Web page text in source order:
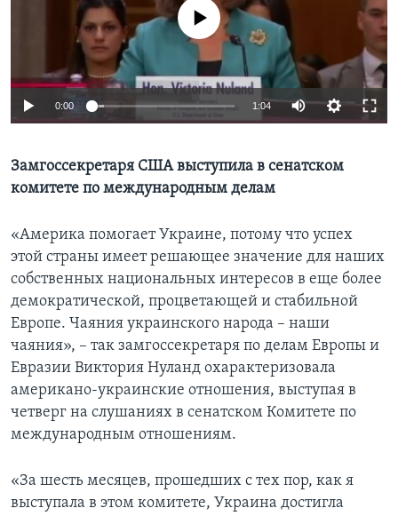
Learning English
СОЦИАЛЬНЫЕ СЕТИ
Языки
No media source currently available
0:00 1:04
Замгоссекретаря США выступила в сенатском
комитете по международным делам
«Америка помогает Украине, потому что успех
этой страны имеет решающее значение для наших
собственных национальных интересов в еще более
демократической, процветающей и стабильной
Европе. Чаяния украинского народа – наши
чаяния», – так замгоссекретаря по делам Европы и
Евразии Виктория Нуланд охарактеризовала
американо-украинские отношения, выступая в
четверг на слушаниях в сенатском Комитете по
международным отношениям.
«За шесть месяцев, прошедших с тех пор, как я
выступала в этом комитете, Украина достигла